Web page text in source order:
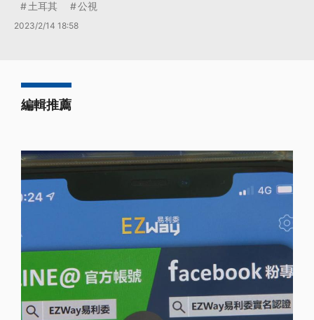
土耳其 公視
2023/2/14 18:58
編輯推薦